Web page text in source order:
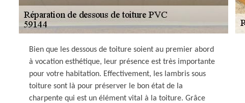
Bien que les dessous de toiture soient au premier abord
à vocation esthétique, leur présence est très importante
pour votre habitation. Effectivement, les lambris sous
toiture sont là pour préserver le bon état de la
charpente qui est un élément vital à la toiture. Grâce